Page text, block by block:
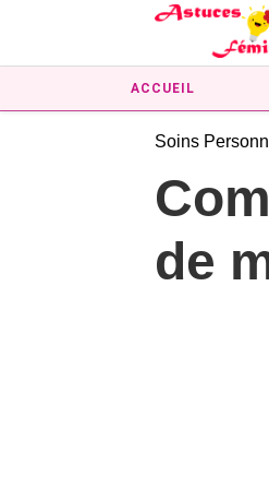
ACCUEIL
Soins
de